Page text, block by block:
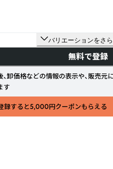
バリエーションをさ
無料で登録
、卸価格などの情報の表示や、販売元
す
登録すると5,000円クーポンもらえる